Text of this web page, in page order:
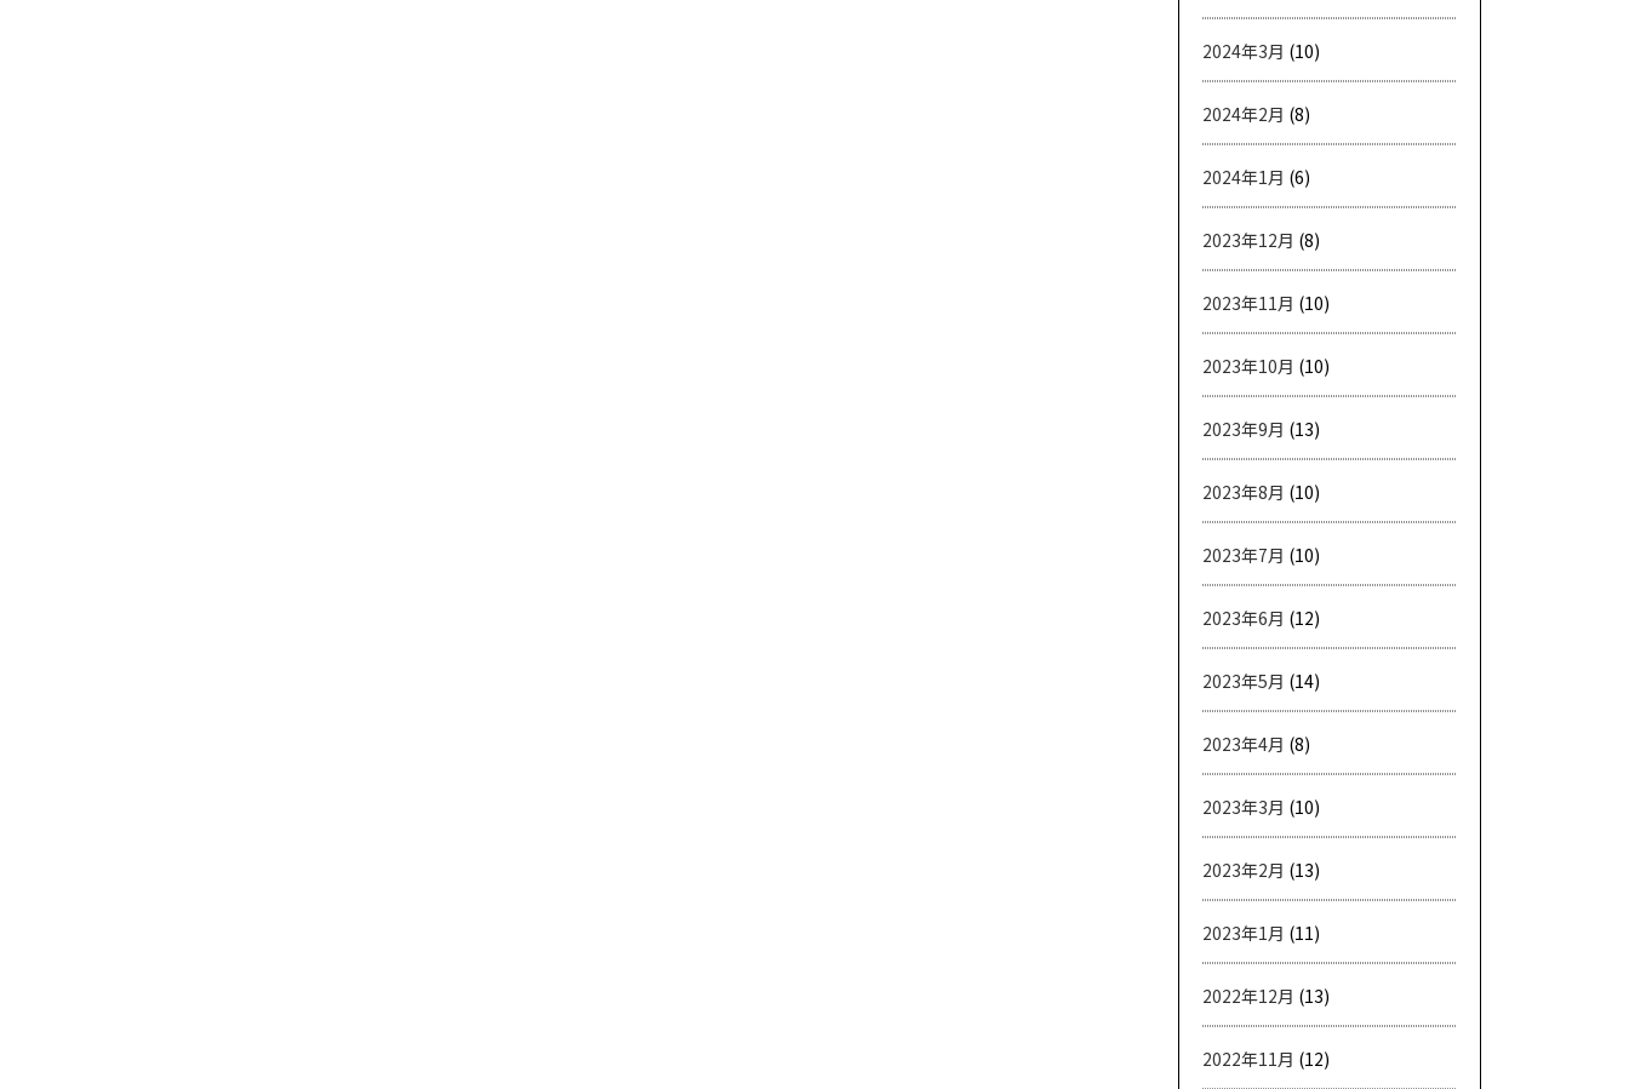
2024年3月 (10)
2024年2月 (8)
2024年1月 (6)
2023年12月 (8)
2023年11月 (10)
2023年10月 (10)
2023年9月 (13)
2023年8月 (10)
2023年7月 (10)
2023年6月 (12)
2023年5月 (14)
2023年4月 (8)
2023年3月 (10)
2023年2月 (13)
2023年1月 (11)
2022年12月 (13)
2022年11月 (12)